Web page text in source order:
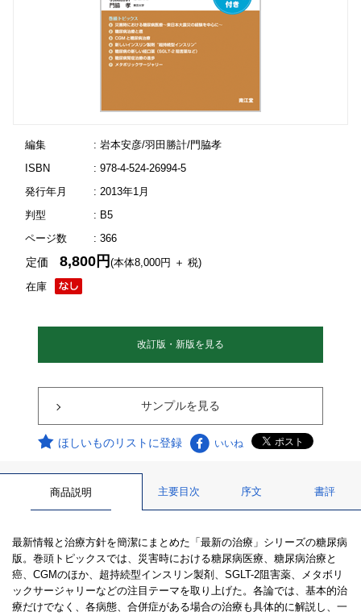
編集
: 岩本安彦/羽田勝計/門脇孝
ISBN
: 978-4-524-26994-5
発行年月
: 2013年1月
判型
: B5
ページ数
: 366
在庫
定価8,800円(本体8,000円 ＋ 税)
改訂版・新版を見る
サンプルを見る
ほしいものリストに登録 いいね
商品説明 主要目次 序文 書評
最新情報と治療方針を簡潔にまとめた「最新の治療」シリーズの糖尿病
版。巻頭トピックスでは、災害時における糖尿病医療、糖尿病治療と
癌、CGMのほか、超持続型インスリン製剤、SGLT-2阻害薬、メタボリ
ックサージャリーなどの注目テーマを取り上げた。各論では、基本的治
療だけでなく、各病態、合併症がある場合の治療も具体的に解説し、一